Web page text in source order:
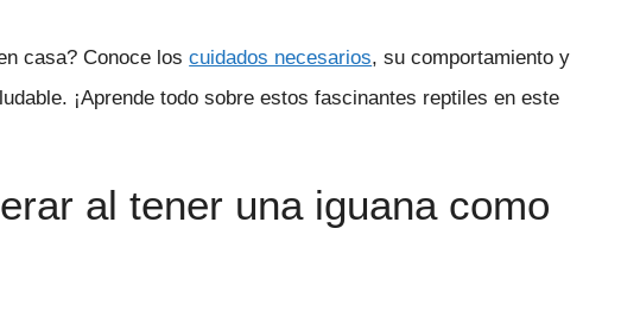
casa? Conoce loscuidados necesarios, su comportamiento y
¡Aprende todo sobre estos fascinantes reptiles en este
al tener una iguana como